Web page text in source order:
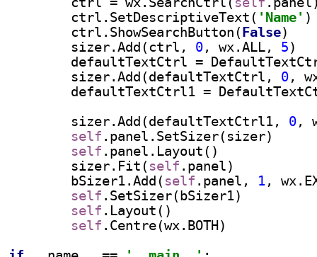
        ctrl.SetDescriptiveText(
'Name' )
        ctrl.ShowSearchButton(
False)
        sizer.Add(ctrl,
0, wx.ALL, 5)
defaultTextCtrl =
        sizer.Add(defaultTextCtrl,
0,
defaultTextCtrl1 =
        sizer.Add(defaultTextCtrl1,
0,
self .panel.SetSizer(sizer)
self .panel.Layout()
        sizer.Fit(
self .panel)
        bSizer1.Add(
self .panel, 1,
self .SetSizer(bSizer1)
self .Layout()
self .Centre(wx.BOTH)